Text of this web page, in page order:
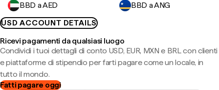
BBD a AED
BBD a ANG
USD ACCOUNT DETAILS
Ricevi pagamenti da qualsiasi luogo
Condividi i tuoi dettagli di conto USD, EUR, MXN e BRL con clienti
e piattaforme di stipendio per farti pagare come un locale, in
tutto il mondo.
Fatti pagare oggi